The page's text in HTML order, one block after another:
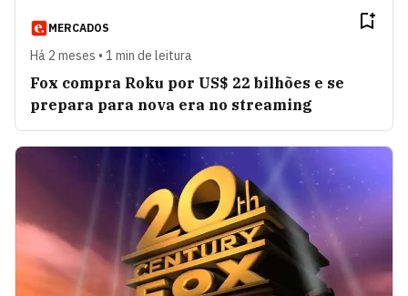
MERCADOS
Há 2 meses • 1 min de leitura
Fox compra Roku por US$ 22 bilhões e se
prepara para nova era no streaming